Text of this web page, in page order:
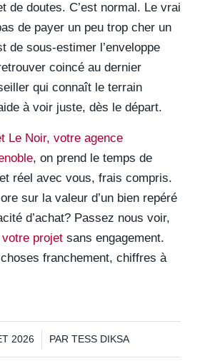
de doutes. C’est normal. Le vrai
de payer un peu trop cher un
de sous-estimer l’enveloppe
coincé au dernier
qui connaît le terrain
à voir juste, dès le départ.
Le Noir, votre agence
, on prend le temps de
réel avec vous, frais compris.
sur la valeur d’un bien repéré
d’achat? Passez nous voir,
projetsans engagement.
franchement, chiffres à
2026 PAR TESS DIKSA